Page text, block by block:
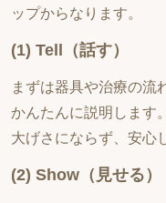
ップからなります。
(1) Tell（話す）
まずは器具や治療の流
かんたんに説明します。
大げさにならず、安心
(2) Show（見せる）